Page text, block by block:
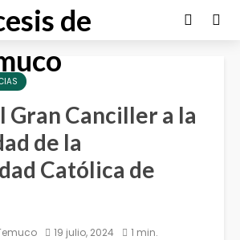
Gran Canciller a la
de la
Católica de
19 julio, 2024 1 min.